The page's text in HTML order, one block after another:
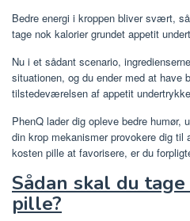
Bedre energi i kroppen bliver svært,
tage nok kalorier grundet appetit
Nu i et sådant scenario,
situationen, og du ender med at have
tilstedeværelsen af ​​appetit
PhenQ lader dig opleve bedre humør,
din krop mekanismer provokere dig
kosten pille at favorisere, er du
Sådan skal du
pille?